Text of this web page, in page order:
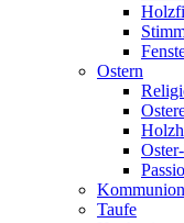
Ostern
Taufe